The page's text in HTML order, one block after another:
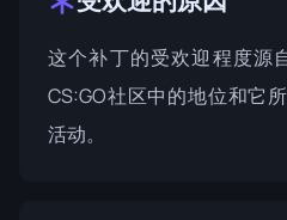
这个补丁的受欢迎程度源
CS:GO社区中的地位和它
活动。